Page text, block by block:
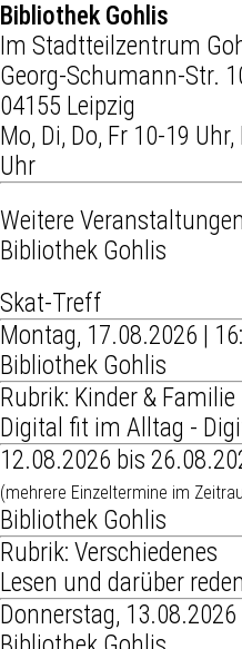
Bibliothek Gohlis
Im Stadtteilzentrum
Georg-Schumann-Str.
04155 Leipzig
Mo, Di, Do, Fr 10-19
Uhr
Weitere
Bibliothek Gohlis
Skat-Treff
Montag, 17.08.2026 |
Bibliothek Gohlis
Rubrik: Kinder & Familie
Digital fit im Alltag -
12.08.2026 bis
(mehrere Einzeltermine im
Bibliothek Gohlis
Rubrik: Verschiedenes
Lesen und darüber reden
Donnerstag,